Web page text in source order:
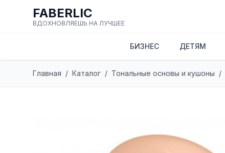
FABERLIC
ВДОХНОВЛЯЕШЬ НА ЛУЧШЕЕ
БИЗНЕС ДЕТЯМ
Главная / Каталог / Тональные основы и кушоны /